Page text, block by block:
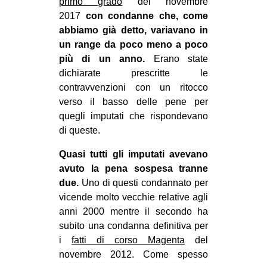
2017 con condanne che, come
abbiamo già detto, variavano in
un range da poco meno a poco
più di un anno. Erano state
dichiarate prescritte le
contravvenzioni con un ritocco
verso il basso delle pene per
quegli imputati che rispondevano
di queste.
Quasi tutti gli imputati avevano
avuto la pena sospesa tranne
due. Uno di questi condannato per
vicende molto vecchie relative agli
anni 2000 mentre il secondo ha
subito una condanna definitiva per
i fatti di corso Magenta del
novembre 2012. Come spesso